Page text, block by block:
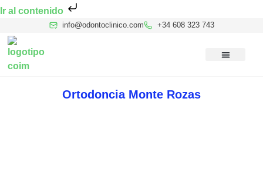
Ir al contenido
info@odontoclinico.com +34 608 323 743
Ortodoncia Monte Rozas